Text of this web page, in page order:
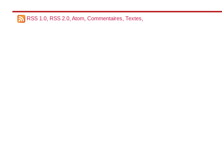
RSS 1.0 RSS 2.0 Atom Commentaires Textes